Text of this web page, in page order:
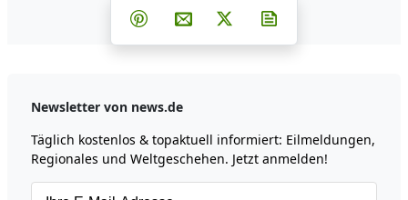
Teilen auf Facebook
Teilen auf Whatsapp
Teilen auf Telegram
Teilen auf Pinterest
Per E-Mail teilen
Post auf X
Newsletter von news.de
Täglich kostenlos & topaktuell informiert: Eilmeldungen,
Regionales und Weltgeschehen. Jetzt anmelden!